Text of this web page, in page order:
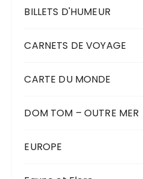
BILLETS D'HUMEUR
CARNETS DE VOYAGE
CARTE DU MONDE
DOM TOM – OUTRE MER
EUROPE